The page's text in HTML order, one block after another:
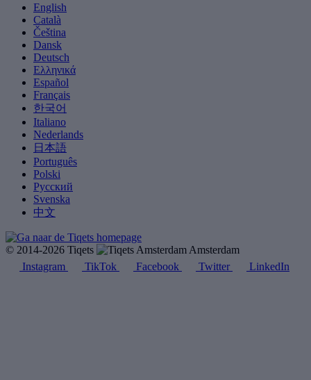
English
Català
Čeština
Dansk
Deutsch
Ελληνικά
Español
Français
한국어
Italiano
Nederlands
日本語
Português
Polski
Русский
Svenska
中文
© 2014-2026 Tiqets
Amsterdam
Instagram
TikTok Facebook Twitter LinkedIn